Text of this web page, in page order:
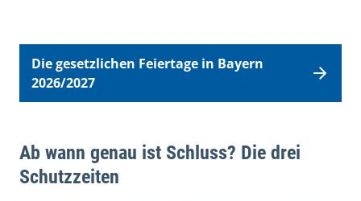
Die gesetzlichen Feiertage in Bayern
2026/2027
Ab wann genau ist Schluss? Die drei
Schutzzeiten